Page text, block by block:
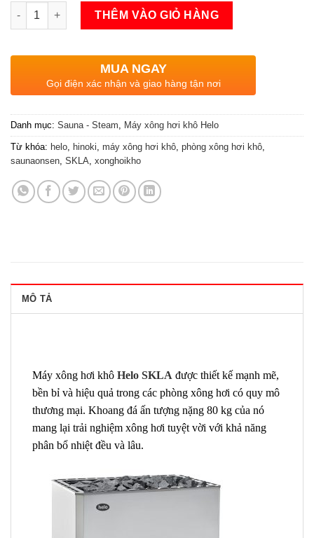
Máy xông hơi khô Helo SKLA 262 số lượng
THÊM VÀO GIỎ HÀNG
MUA NGAY
Gọi điện xác nhận và giao hàng tận nơi
Danh mục: Sauna - Steam Máy xông hơi khô Helo
Từ khóa: helo hinoki máy xông hơi khô phòng xông hơi khô
saunaonsen SKLA xonghoikho
MÔ TẢ
Máy xông hơi khô Helo SKLA được thiết kế mạnh mẽ,
bền bỉ và hiệu quả trong các phòng xông hơi có quy mô
thương mại. Khoang đá ấn tượng nặng 80 kg của nó
mang lại trải nghiệm xông hơi tuyệt vời với khả năng
phân bổ nhiệt đều và lâu.